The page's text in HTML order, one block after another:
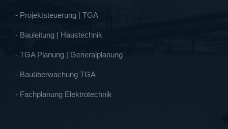
- Projektsteuerung | TGA
- Bauleitung | Haustechnik
- TGA Planung | Generalplanung
- Bauüberwachung TGA
- Fachplanung Elektrotechnik